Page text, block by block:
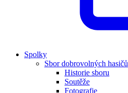
Spolky
Sbor dobrovolných hasičů
Historie sboru
Soutěže
Fotografie